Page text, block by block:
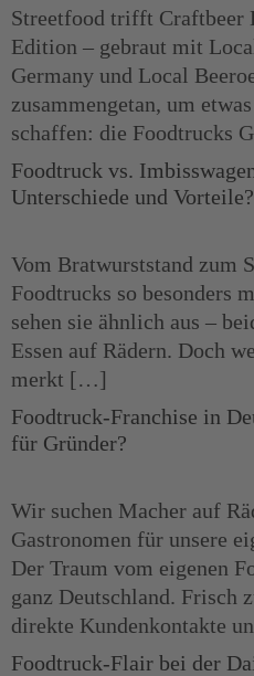
Streetfood trifft Craftbeer
Edition – gebraut mit
Germany und Local
zusammengetan, um
schaffen: die Foodtrucks
Foodtruck vs.
Unterschiede und Vorteile?
Vom Bratwurststand zum
Foodtrucks so besonders
sehen sie ähnlich aus –
Essen auf Rädern. Doch
merkt […]
Foodtruck-Franchise in
für Gründer?
Wir suchen Macher auf
Gastronomen für unsere
Der Traum vom eigenen
ganz Deutschland. Frisch
direkte Kundenkontakte
Foodtruck-Flair bei der